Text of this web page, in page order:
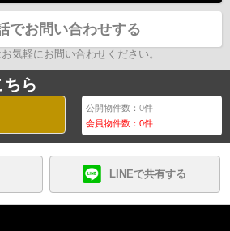
でお問い合わせする
気軽にお問い合わせください。
ちら
公開物件数：0件
会員物件数：0件
LINEで共有する